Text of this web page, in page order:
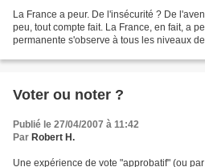
La France a peur. De l'insécurité ? De
peu, tout compte fait. La France, en fait, a
permanente s'observe à tous les niveaux
Voter ou noter ?
Publié le 27/04/2007 à 11:42
Par Robert H.
Une expérience de vote "approbatif" (ou